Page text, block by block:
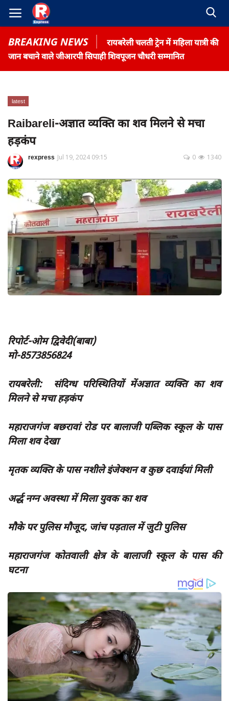
BREAKING NEWS
रायबरेली चलती ट्रेन में महिला यात्री की
जान बचाने वाले जीआरपी सिपाही शिवपूजन चौधरी सम्मानित
Contact
Terms & Conditions
रोजगार समाचार
About US
Privacy Policy
App verify
समस्या
Covid-19
अपराध
शिक्षा
स्वास्थ्य
सामाजिक
latest
प्रशासनिक
other
Login
English
latest
Raibareli-अज्ञात व्यक्ति का शव मिलने से मचा
हड़कंप
rexpress Jul 19, 2024 09:15 1340
0
रिपोर्ट-ओम द्विवेदी(बाबा)
मो-8573856824
रायबरेली: संदिग्ध परिस्थितियों मेंअज्ञात व्यक्ति का शव
मिलने से मचा हड़कंप
महाराजगंज बछरावां रोड पर बालाजी पब्लिक स्कूल के पास
मिला शव देखा
मृतक व्यक्ति के पास नशीले इंजेक्शन व कुछ दवाईयां मिली
अर्द्ध नग्न अवस्था में मिला युवक का शव
मौके पर पुलिस मौजूद, जांच पड़ताल में जुटी पुलिस
महाराजगंज कोतवाली क्षेत्र के बालाजी स्कूल के पास की
घटना